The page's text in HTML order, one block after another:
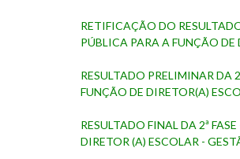
RETIFICAÇÃO DO
PÚBLICA PARA A FUNÇÃO
RESULTADO PRELIMINAR DA
FUNÇÃO DE DIRETOR(A)
RESULTADO FINAL DA 2ª
DIRETOR (A) ESCOLAR -